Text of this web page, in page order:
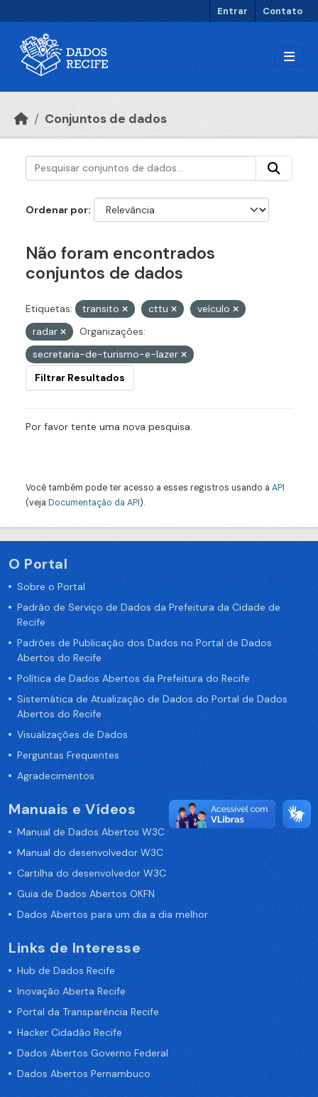
Entrar Contato
Conjuntos de dados
Ordenar por
Não foram encontrados
conjuntos de dados
Etiquetas: transito cttu
veículo
radar
Organizações:
secretaria-de-turismo-e-lazer
Filtrar Resultados
Por favor tente uma nova pesquisa.
Você também pode ter acesso a esses registros usando a API
(veja Documentação da API).
O Portal
Sobre o Portal
Padrão de Serviço de Dados da Prefeitura da Cidade de
Recife
Padrões de Publicação dos Dados no Portal de Dados
Abertos do Recife
Política de Dados Abertos da Prefeitura do Recife
Sistemática de Atualização de Dados do Portal de Dados
Abertos do Recife
Visualizações de Dados
Perguntas Frequentes
Agradecimentos
Manuais e Vídeos
Manual de Dados Abertos W3C
Manual do desenvolvedor W3C
Cartilha do desenvolvedor W3C
Guia de Dados Abertos OKFN
Dados Abertos para um dia a dia melhor
Links de Interesse
Hub de Dados Recife
Inovação Aberta Recife
Portal da Transparência Recife
Hacker Cidadão Recife
Dados Abertos Governo Federal
Dados Abertos Pernambuco